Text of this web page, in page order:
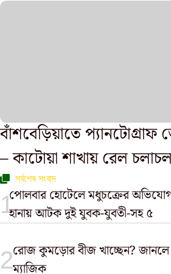
বাঁশবেড়িয়াতে প্যানটোগ্রাফ
– কাটোয়া শাখায় রেল চলাচল
সর্বশেষ সংবাদ
পোলবার হোটেলে মধুচক্রের
হানায় আটক দুই যুবক-যুবতী-সহ ৫
রোজ কুমড়োর বীজ খাচ্ছেন?
ম্যাজিক